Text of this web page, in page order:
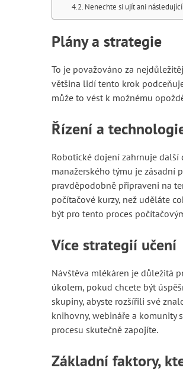
Nenechte si ujít ani
Plány a strategie
To je považováno za
většina lidí tento krok
může to vést k možnému
Řízení a
Robotické dojení zahrnuje
manažerského týmu je zásadní
pravděpodobně připraveni na
počítačové kurzy, než uděláte
být pro tento proces
Více strategií učení
Návštěva mlékáren je důležitá
úkolem, pokud chcete být
skupiny, abyste rozšířili své
knihovny, webináře a komunity
procesu skutečně zapojíte.
Základní faktory,